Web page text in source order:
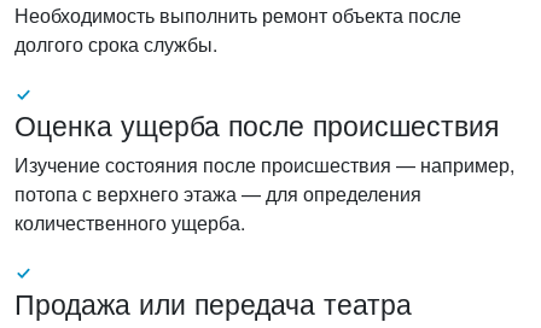
Необходимость выполнить ремонт объекта после
долгого срока службы.
Оценка ущерба после происшествия
Изучение состояния после происшествия — например,
потопа с верхнего этажа — для определения
количественного ущерба.
Продажа или передача театра